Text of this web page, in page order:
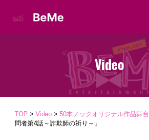
BeMe
Video
TOP > Video > 50本ノックオリジナル作品舞台
問者第4話～詐欺師の祈り～」